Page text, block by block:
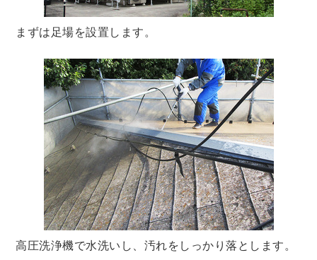
まずは足場を設置します。
高圧洗浄機で水洗いし、汚れをしっかり落とします。